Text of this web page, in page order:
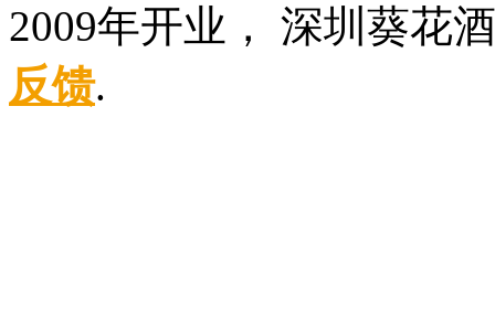
2009年开业， 深圳葵
反馈.